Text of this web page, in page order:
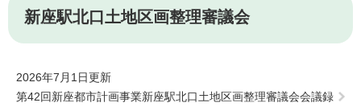
新座駅北口土地区画整理審議会
2026年7月1日更新
第42回新座都市計画事業新座駅北口土地区画整理審議会会議録